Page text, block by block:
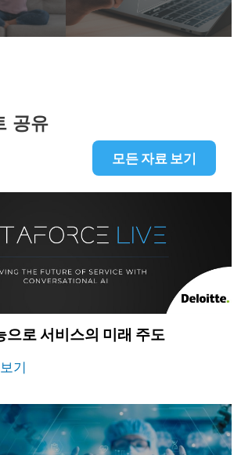
공유
모든 자료 보기
으로 서비스의 미래 주도
기